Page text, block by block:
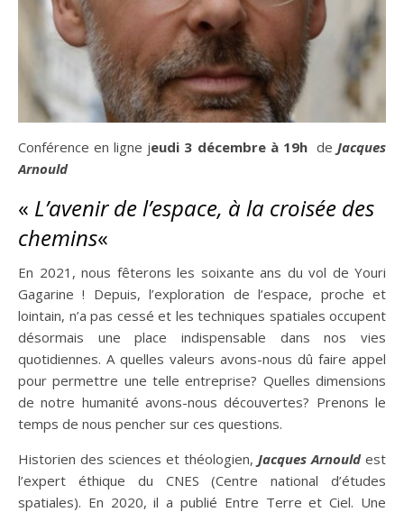
Conférence en ligne jeudi 3 décembre à 19hdeJacques
Arnould
« L’avenir de l’espace, à la croisée des
chemins«
En 2021, nous fêterons les soixante ans du vol de Youri
Gagarine ! Depuis, l’exploration de l’espace, proche et
lointain, n’a pas cessé et les techniques spatiales occupent
désormais une place indispensable dans nos vies
quotidiennes. A quelles valeurs avons-nous dû faire appel
pour permettre une telle entreprise? Quelles dimensions
de notre humanité avons-nous découvertes? Prenons le
temps de nous pencher sur ces questions.
Historien des sciences et théologien, Jacques Arnould est
l’expert éthique du CNES (Centre national d’études
spatiales). En 2020, il a publié Entre Terre et Ciel. Une